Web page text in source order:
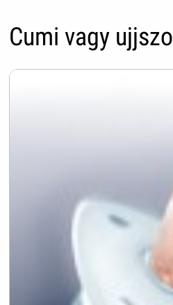
Cumi vagy